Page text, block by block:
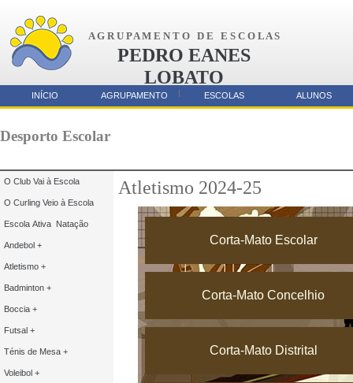
A G R U P A M E N T O D E E S C O L A S
PEDRO EANES
LOBATO
AMORA
Atletismo 2024-25
Parcerias
Corta-Mato Escolar
Corta-Mato Concelhio
Corta-Mato Distrital
O Club Vai à Escola
O Curling Veio à Escola
Escola Ativa Natação
Andebol +
Atletismo +
Badminton +
Boccia +
Futsal +
Ténis de Mesa +
Voleibol +
Desporto Escolar
INÍCIO AGRUPAMENTO ESCOLAS ALUNOS